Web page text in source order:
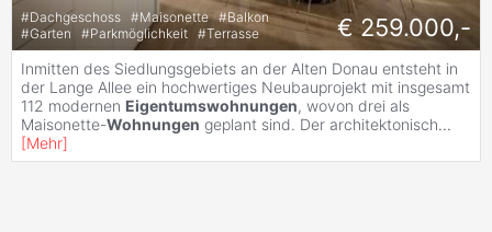
#Dachgeschoss #Maisonette #Balkon
#Garten #Parkmöglichkeit #Terrasse € 259.000,-
Inmitten des Siedlungsgebiets an der Alten Donau entsteht in
der Lange Allee ein hochwertiges Neubauprojekt mit insgesamt
112 modernen Eigentumswohnungen, wovon drei als
Maisonette-Wohnungen geplant sind. Der architektonisch...
[Mehr]